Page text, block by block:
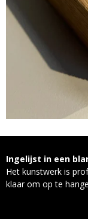
Ingelijst in een
Het kunstwerk is
klaar om op te